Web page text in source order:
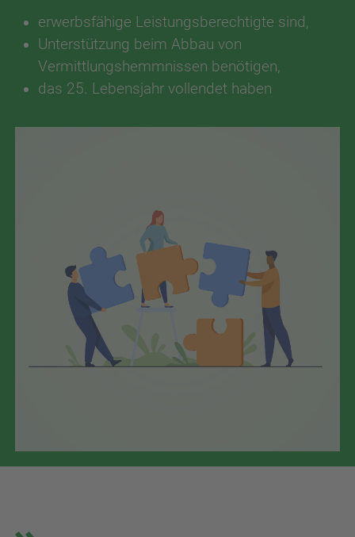
erwerbsfähige Leistungsberechtigte sind,
Unterstützung beim Abbau von
Vermittlungshemmnissen benötigen,
das 25. Lebensjahr vollendet haben